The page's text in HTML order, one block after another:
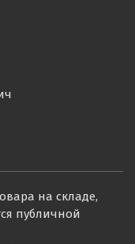
на складе,
публичной